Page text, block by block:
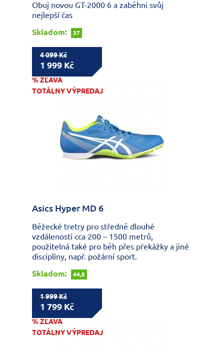
Obuj novou GT-2000 6 a zaběhni svůj
nejlepší čas
Skladom:
37
4 099 Kč
1 999 Kč
% ZĽAVA
TOTÁLNY VÝPREDAJ
Asics Hyper MD 6
Běžecké tretry pro středně dlouhé
vzdálenosti cca 200 – 1500 metrů,
použitelná také pro běh přes překážky a jiné
disciplíny, např. požární sport.
Skladom:
44,5
1 999 Kč
1 799 Kč
% ZĽAVA
TOTÁLNY VÝPREDAJ